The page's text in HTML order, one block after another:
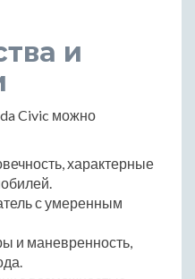
и
Civic можно
характерные
с умеренным
и маневренность,